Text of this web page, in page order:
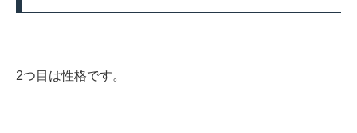
2つ目は性格です。